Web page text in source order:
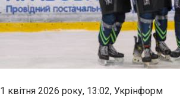
1 квітня 2026 року, 13:02, Укрінформ